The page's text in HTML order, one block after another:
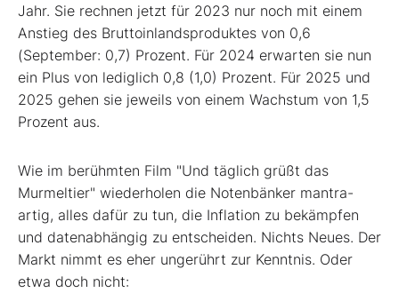
Jahr. Sie rechnen jetzt für 2023 nur noch mit einem
Anstieg des Bruttoinlandsproduktes von 0,6
(September: 0,7) Prozent. Für 2024 erwarten sie nun
ein Plus von lediglich 0,8 (1,0) Prozent. Für 2025 und
2025 gehen sie jeweils von einem Wachstum von 1,5
Prozent aus.
Wie im berühmten Film "Und täglich grüßt das
Murmeltier" wiederholen die Notenbänker mantra-
artig, alles dafür zu tun, die Inflation zu bekämpfen
und datenabhängig zu entscheiden. Nichts Neues. Der
Markt nimmt es eher ungerührt zur Kenntnis. Oder
etwa doch nicht: